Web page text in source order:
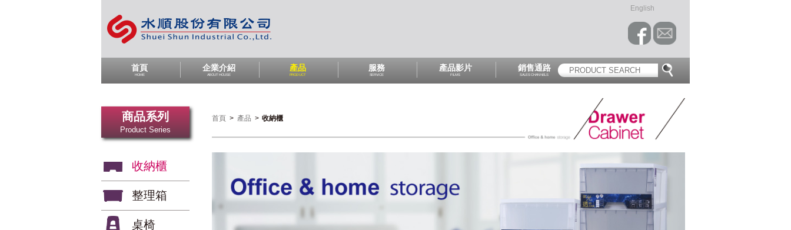
English
首頁
HOME
企業介紹
ABOUT HOUSE
產品
PRODUCT
服務
SERVICE
產品影片
FILMS
銷售通路
SALES CHANNELS
商品系列
Product Series
收納櫃
整理箱
桌椅
首頁 > 產品 > 收納櫃